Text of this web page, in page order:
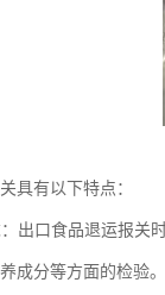
具有以下特点：
出口食品退运报关
成分等方面的检验。